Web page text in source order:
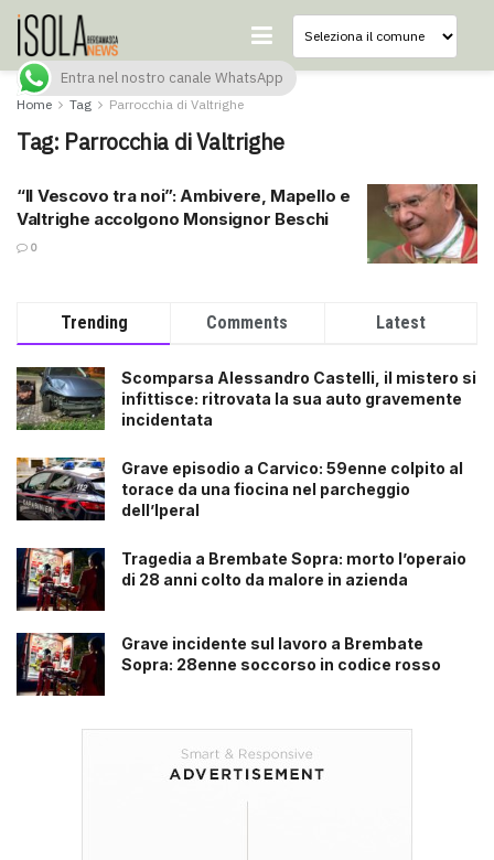
Home Tag Parrocchia di Valtrighe
Tag: Parrocchia di Valtrighe
“Il Vescovo tra noi”: Ambivere, Mapello e
Valtrighe accolgono Monsignor Beschi
0
Trending Comments Latest
Scomparsa Alessandro Castelli, il mistero si
infittisce: ritrovata la sua auto gravemente
incidentata
Grave episodio a Carvico: 59enne colpito al
torace da una fiocina nel parcheggio
dell’Iperal
Tragedia a Brembate Sopra: morto l’operaio
di 28 anni colto da malore in azienda
Grave incidente sul lavoro a Brembate
Sopra: 28enne soccorso in codice rosso
Entra nel nostro canale WhatsApp